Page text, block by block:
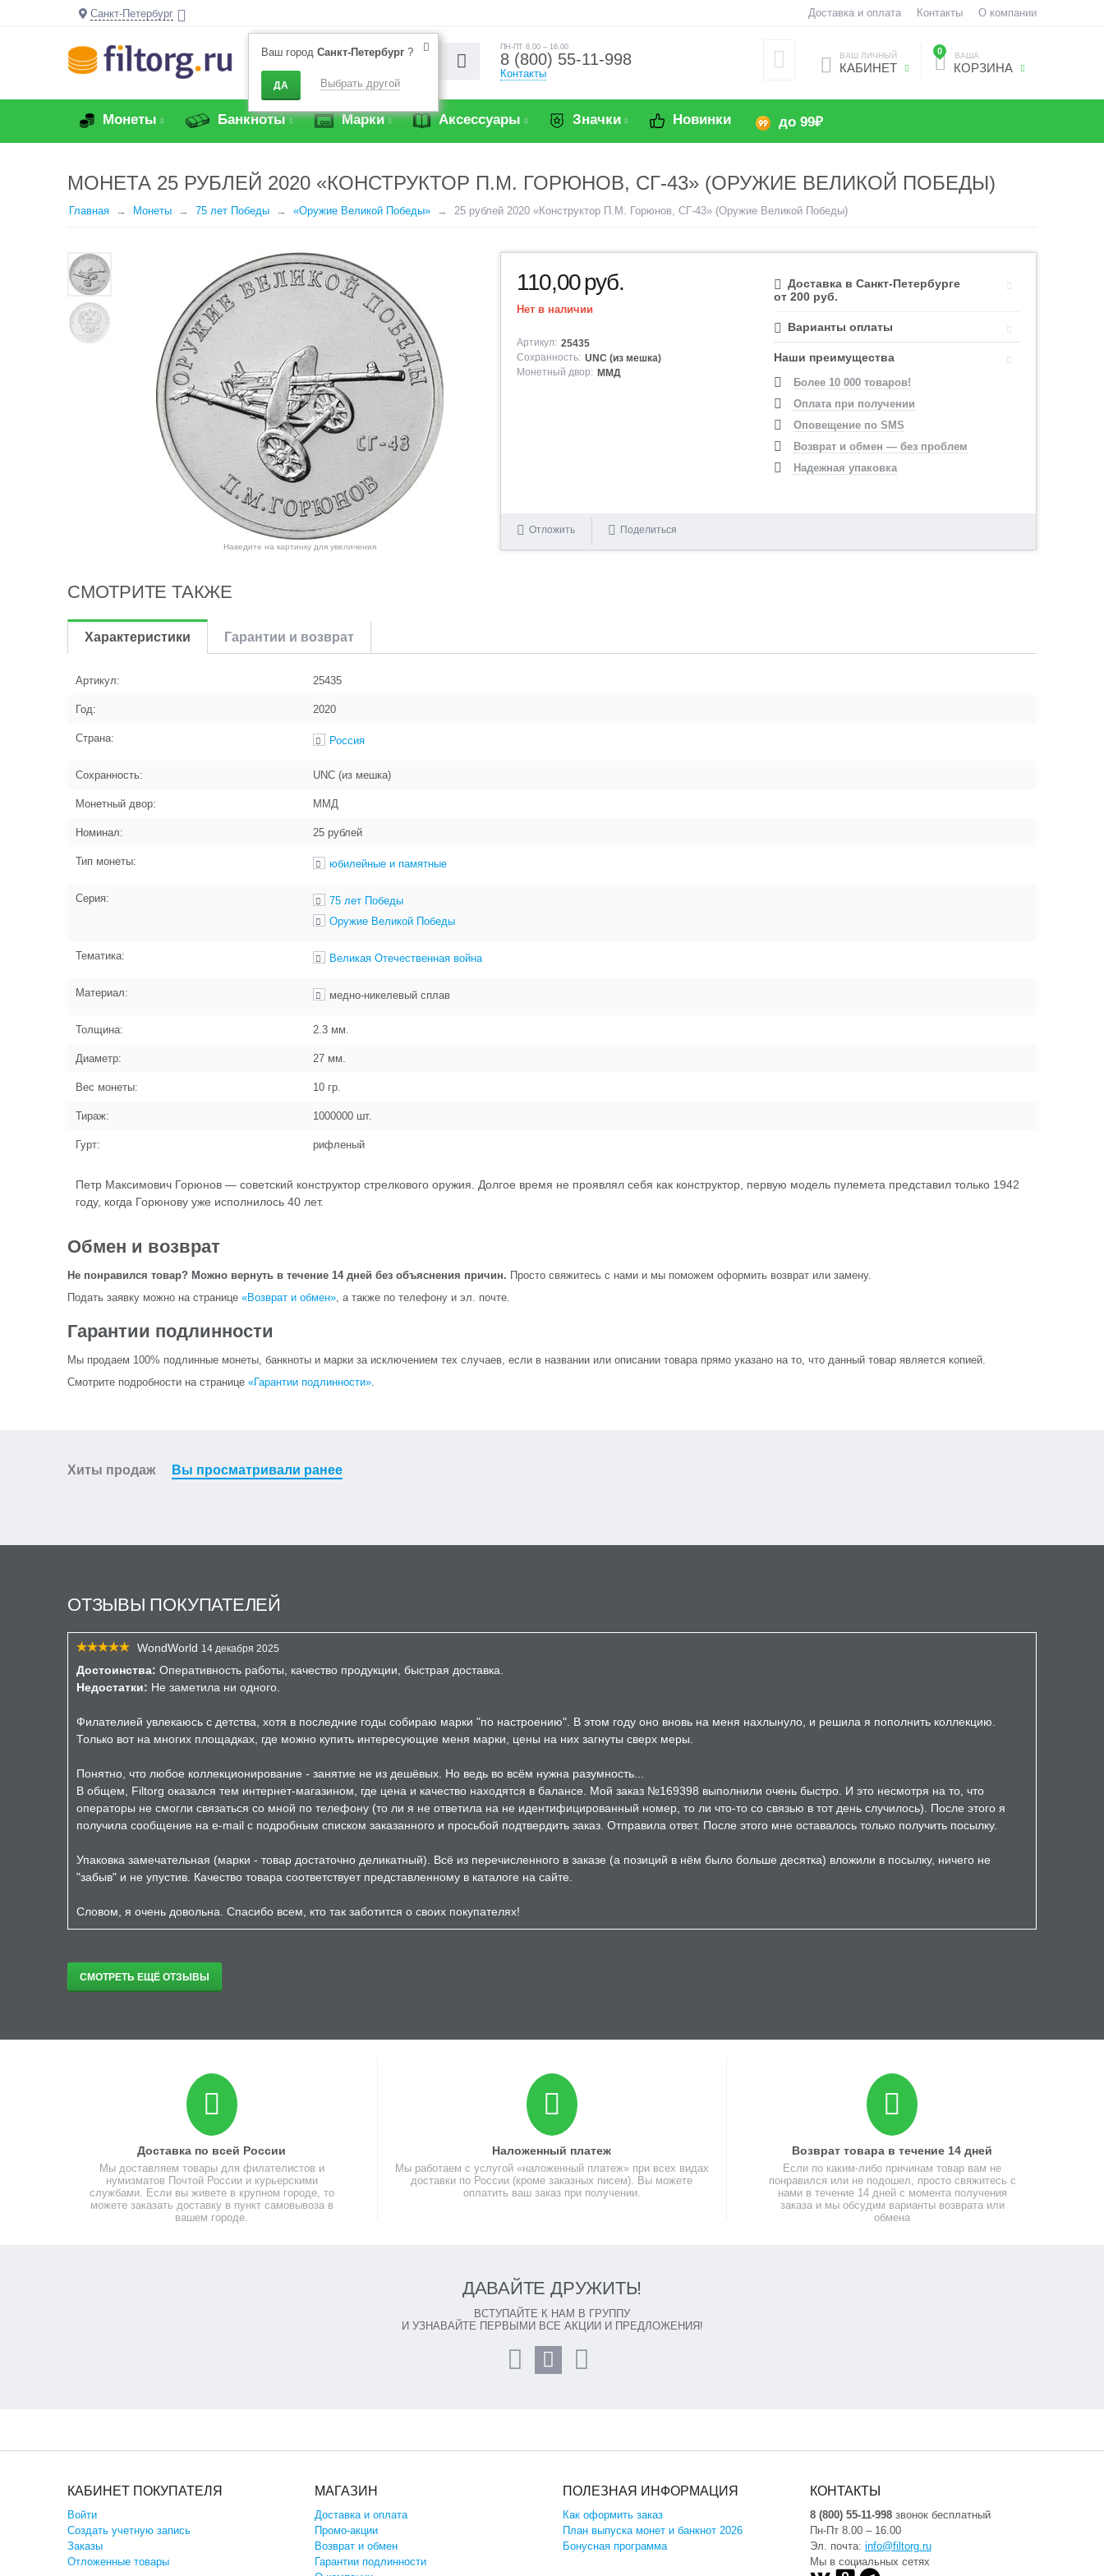
Санкт-Петербург
Ваш город Санкт-Петербург ?
ДА Выбрать другой
Доставка и оплата Контакты О компании
ПН-ПТ 8.00 – 16.00
8 (800) 55-11-998
Контакты
0 ВАША
КОРЗИНА
ВАШ ЛИЧНЫЙ
КАБИНЕТ
Монеты Банкноты Марки Аксессуары Значки Новинки до 99₽
МОНЕТА 25 РУБЛЕЙ 2020 «КОНСТРУКТОР П.М. ГОРЮНОВ, СГ-43» (ОРУЖИЕ ВЕЛИКОЙ ПОБЕДЫ)
Главная Монеты 75 лет Победы «Оружие Великой Победы» 25 рублей 2020 «Конструктор П.М. Горюнов, СГ-43» (Оружие Великой Победы)
Наведите на картинку для увеличения
110,00руб.
Нет в наличии
Артикул: 25435
Сохранность: UNC (из мешка)
Монетный двор: ММД
Доставка в Санкт-Петербурге
от 200 руб.
Варианты оплаты
Наши преимущества
Более 10 000 товаров!
Оплата при получении
Оповещение по SMS
Возврат и обмен — без проблем
Надежная упаковка
Отложить Поделиться
СМОТРИТЕ ТАКЖЕ
Характеристики Гарантии и возврат
Артикул: 25435
Год: 2020
Страна: Россия
Сохранность: UNC (из мешка)
Монетный двор: ММД
Номинал: 25 рублей
Тип монеты: юбилейные и памятные
Серия:
75 лет Победы
Оружие Великой Победы
Тематика: Великая Отечественная война
Материал: медно-никелевый сплав
Толщина: 2.3 мм.
Диаметр: 27 мм.
Вес монеты: 10 гр.
Тираж: 1000000 шт.
Гурт: рифленый
Петр Максимович Горюнов — советский конструктор стрелкового оружия. Долгое время не проявлял себя как конструктор, первую модель пулемета представил только 1942
году, когда Горюнову уже исполнилось 40 лет.
Обмен и возврат
Не понравился товар? Можно вернуть в течение 14 дней без объяснения причин. Просто свяжитесь с нами и мы поможем оформить возврат или замену.
Подать заявку можно на странице «Возврат и обмен», а также по телефону и эл. почте.
Гарантии подлинности
Мы продаем 100% подлинные монеты, банкноты и марки за исключением тех случаев, если в названии или описании товара прямо указано на то, что данный товар является копией.
Смотрите подробности на странице «Гарантии подлинности».
Хиты продаж Вы просматривали ранее
ОТЗЫВЫ ПОКУПАТЕЛЕЙ
WondWorld 14 декабря 2025
Достоинства: Оперативность работы, качество продукции, быстрая доставка.
Недостатки: Не заметила ни одного.
Филателией увлекаюсь с детства, хотя в последние годы собираю марки "по настроению". В этом году оно вновь на меня нахлынуло, и решила я пополнить коллекцию.
Только вот на многих площадках, где можно купить интересующие меня марки, цены на них загнуты сверх меры.
Понятно, что любое коллекционирование - занятие не из дешёвых. Но ведь во всём нужна разумность...
В общем, Filtorg оказался тем интернет-магазином, где цена и качество находятся в балансе. Мой заказ №169398 выполнили очень быстро. И это несмотря на то, что
операторы не смогли связаться со мной по телефону (то ли я не ответила на не идентифицированный номер, то ли что-то со связью в тот день случилось). После этого я
получила сообщение на e-mail с подробным списком заказанного и просьбой подтвердить заказ. Отправила ответ. После этого мне оставалось только получить посылку.
Упаковка замечательная (марки - товар достаточно деликатный). Всё из перечисленного в заказе (а позиций в нём было больше десятка) вложили в посылку, ничего не
"забыв" и не упустив. Качество товара соответствует представленному в каталоге на сайте.
Словом, я очень довольна. Спасибо всем, кто так заботится о своих покупателях!
СМОТРЕТЬ ЕЩЁ ОТЗЫВЫ
Доставка по всей России
Мы доставляем товары для филателистов и
нумизматов Почтой России и курьерскими
службами. Если вы живете в крупном городе, то
можете заказать доставку в пункт самовывоза в
вашем городе.
Наложенный платеж
Мы работаем с услугой «наложенный платеж» при всех видах
доставки по России (кроме заказных писем). Вы можете
оплатить ваш заказ при получении.
Возврат товара в течение 14 дней
Если по каким-либо причинам товар вам не
понравился или не подошел, просто свяжитесь с
нами в течение 14 дней с момента получения
заказа и мы обсудим варианты возврата или
обмена
ДАВАЙТЕ ДРУЖИТЬ!
ВСТУПАЙТЕ К НАМ В ГРУППУ
И УЗНАВАЙТЕ ПЕРВЫМИ ВСЕ АКЦИИ И ПРЕДЛОЖЕНИЯ!
КАБИНЕТ ПОКУПАТЕЛЯ
Войти
Создать учетную запись
Заказы
Отложенные товары
МАГАЗИН
Доставка и оплата
Промо-акции
Возврат и обмен
Гарантии подлинности
ПОЛЕЗНАЯ ИНФОРМАЦИЯ
Как оформить заказ
План выпуска монет и банкнот 2026
Бонусная программа
КОНТАКТЫ
8 (800) 55-11-998звонок бесплатный
Пн-Пт 8.00 – 16.00
Эл. почта: info@filtorg.ru
Мы в социальных сетях